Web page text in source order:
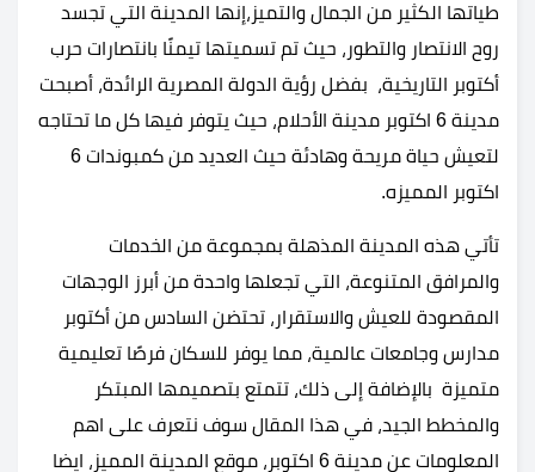
طياتها الكثير من الجمال والتميز،إنها المدينة التي تجسد
روح الانتصار والتطور، حيث تم تسميتها تيمنًا بانتصارات حرب
أكتوبر التاريخية، بفضل رؤية الدولة المصرية الرائدة، أصبحت
مدينة 6 اكتوبر مدينة الأحلام، حيث يتوفر فيها كل ما تحتاجه
لتعيش حياة مريحة وهادئة حيث العديد من كمبوندات 6
اكتوبر المميزه.
تأتي هذه المدينة المذهلة بمجموعة من الخدمات
والمرافق المتنوعة، التي تجعلها واحدة من أبرز الوجهات
المقصودة للعيش والاستقرار، تحتضن السادس من أكتوبر
مدارس وجامعات عالمية، مما يوفر للسكان فرصًا تعليمية
متميزة بالإضافة إلى ذلك، تتمتع بتصميمها المبتكر
والمخطط الجيد، في هذا المقال سوف نتعرف على اهم
المعلومات عن مدينة 6 اكتوبر، موقع المدينة المميز، ايضا